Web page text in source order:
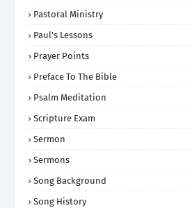
Pastoral Ministry
Paul's Lessons
Prayer Points
Preface To The Bible
Psalm Meditation
Scripture Exam
Sermon
Sermons
Song Background
Song History